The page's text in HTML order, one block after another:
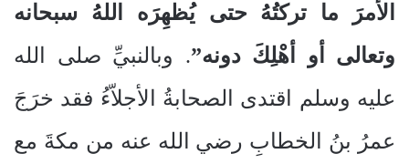
الأمرَ ما تركتُهُ حتى يُظهِرَه اللهُ سبحانه
وتعالى أو أهْلِكَ دونه”. وبالنبيِّ صلى الله
عليه وسلم اقتدى الصحابةُ الأجلاّءُ فقد خرَجَ
عمرُ بنُ الخطابِ رضي الله عنه من مكةَ مع